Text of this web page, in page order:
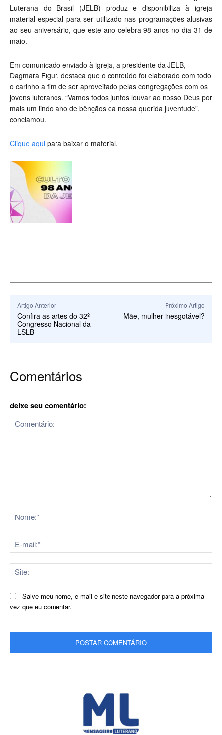
Luterana do Brasil (JELB) produz e disponibiliza à igreja
material especial para ser utilizado nas programações alusivas
ao seu aniversário, que este ano celebra 98 anos no dia 31 de
maio.
Em comunicado enviado à igreja, a presidente da JELB,
Dagmara Figur, destaca que o conteúdo foi elaborado com todo
o carinho a fim de ser aproveitado pelas congregações com os
jovens luteranos. “Vamos todos juntos louvar ao nosso Deus por
mais um lindo ano de bênçãos da nossa querida juventude”,
conclamou.
Clique aqui para baixar o material.
Artigo Anterior
Confira as artes do 32º
Congresso Nacional da
LSLB
Próximo Artigo
Mãe, mulher inesgotável?
Comentários
deixe seu comentário:
Salve meu nome, e-mail e site neste navegador para a próxima
vez que eu comentar.